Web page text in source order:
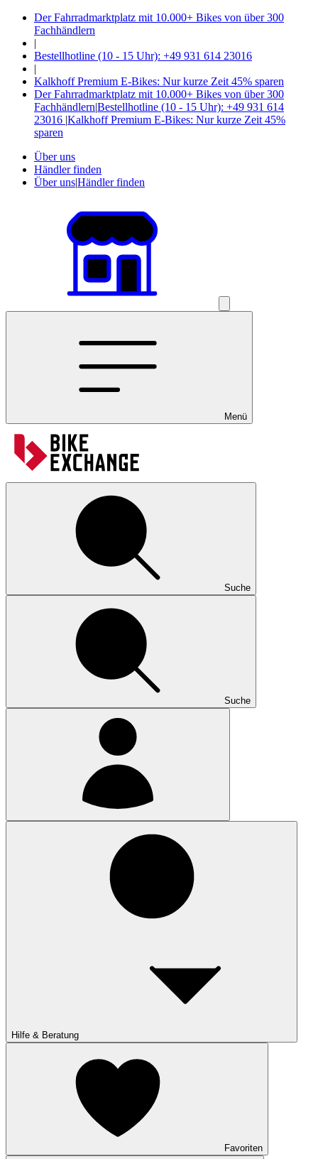
Der Fahrradmarktplatz mit 10.000+ Bikes von über 300
Fachhändlern
|
Bestellhotline (10 - 15 Uhr): +49 931 614 23016
|
Kalkhoff Premium E-Bikes: Nur kurze Zeit 45% sparen
Der Fahrradmarktplatz mit 10.000+ Bikes von über 300
Fachhändlern|Bestellhotline (10 - 15 Uhr): +49 931 614
23016 |Kalkhoff Premium E-Bikes: Nur kurze Zeit 45%
sparen
Über uns
Händler finden
Über uns|Händler finden
Menü
Suche
Suche
Hilfe & Beratung
Favoriten